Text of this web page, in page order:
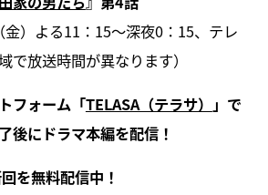
）よる11：15～深夜0：15、テレ
で放送時間が異なります）
フォーム「TELASA（テラサ） 」で
後にドラマ本編を配信！
を無料配信中！